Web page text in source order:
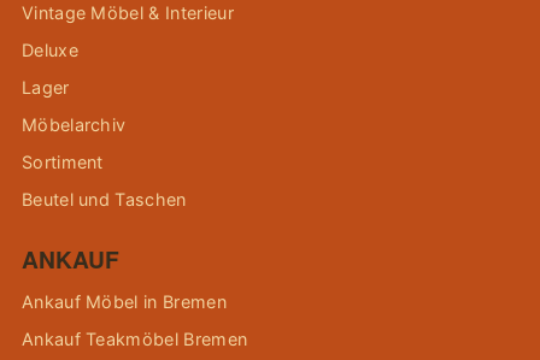
Vintage Möbel & Interieur
Deluxe
Lager
Möbelarchiv
Sortiment
Beutel und Taschen
ANKAUF
Ankauf Möbel in Bremen
Ankauf Teakmöbel Bremen